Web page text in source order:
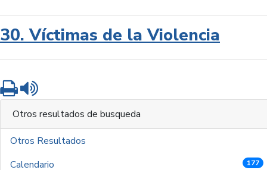
30. Víctimas de la Violencia
Imprimir
Otros resultados de busqueda
Otros Resultados
Calendario
177